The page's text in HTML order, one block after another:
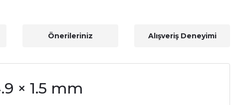
Önerileriniz Alışveriş Deneyimi
× 1.5 mm